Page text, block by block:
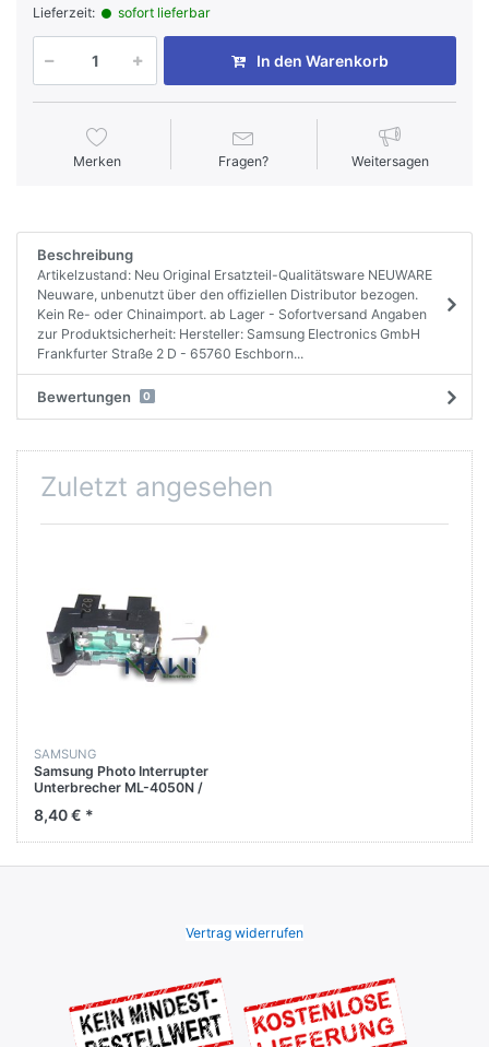
Lieferzeit: sofort lieferbar
In den Warenkorb
Merken Fragen? Weitersagen
Beschreibung
Artikelzustand: Neu Original Ersatzteil-Qualitätsware NEUWARE
Neuware, unbenutzt über den offiziellen Distributor bezogen.
Kein Re- oder Chinaimport. ab Lager - Sofortversand Angaben
zur Produktsicherheit: Hersteller: Samsung Electronics GmbH
Frankfurter Straße 2 D - 65760 Eschborn...
Bewertungen 0
Zuletzt angesehen
SAMSUNG
Samsung Photo Interrupter
Unterbrecher ML-4050N /
3561ND
8,40 € *
Vertrag widerrufen